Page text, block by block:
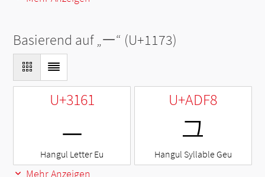
Basierend auf „ᅳ“ (U+1173)
U+3161
ㅡ
Hangul Letter Eu
U+ADF8
그
Hangul Syllable Geu
Mehr Anzeigen